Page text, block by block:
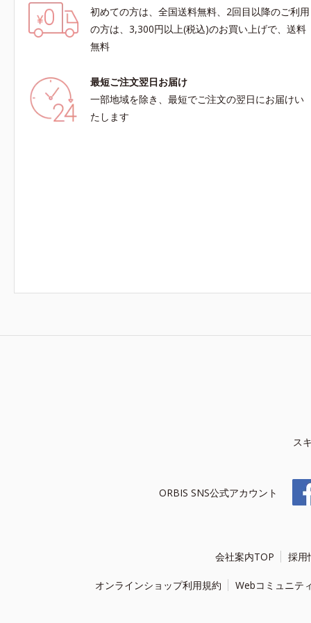
初めての方は、全国送料無料、2回目以降のご利用
の方は、3,300円以上(税込)のお買い上げで、送料
無料
最短ご注文翌日お届け
一部地域を除き、最短でご注文の翌日にお届けい
たします
ス
ORBIS SNS公式アカウント
会社案内TOP 採用
オンラインショップ利用規約 Webコミュニテ